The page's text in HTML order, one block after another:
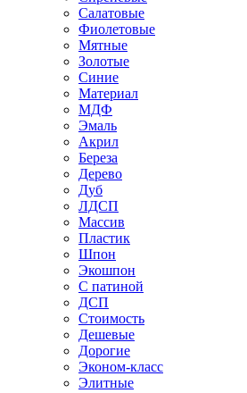
Салатовые
Фиолетовые
Мятные
Золотые
Синие
Материал
МДФ
Эмаль
Акрил
Береза
Дерево
Дуб
ЛДСП
Массив
Пластик
Шпон
Экошпон
С патиной
ДСП
Стоимость
Дешевые
Дорогие
Эконом-класс
Элитные